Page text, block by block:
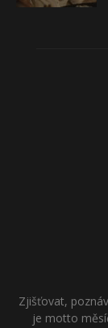
Zjišťovat,
je motto